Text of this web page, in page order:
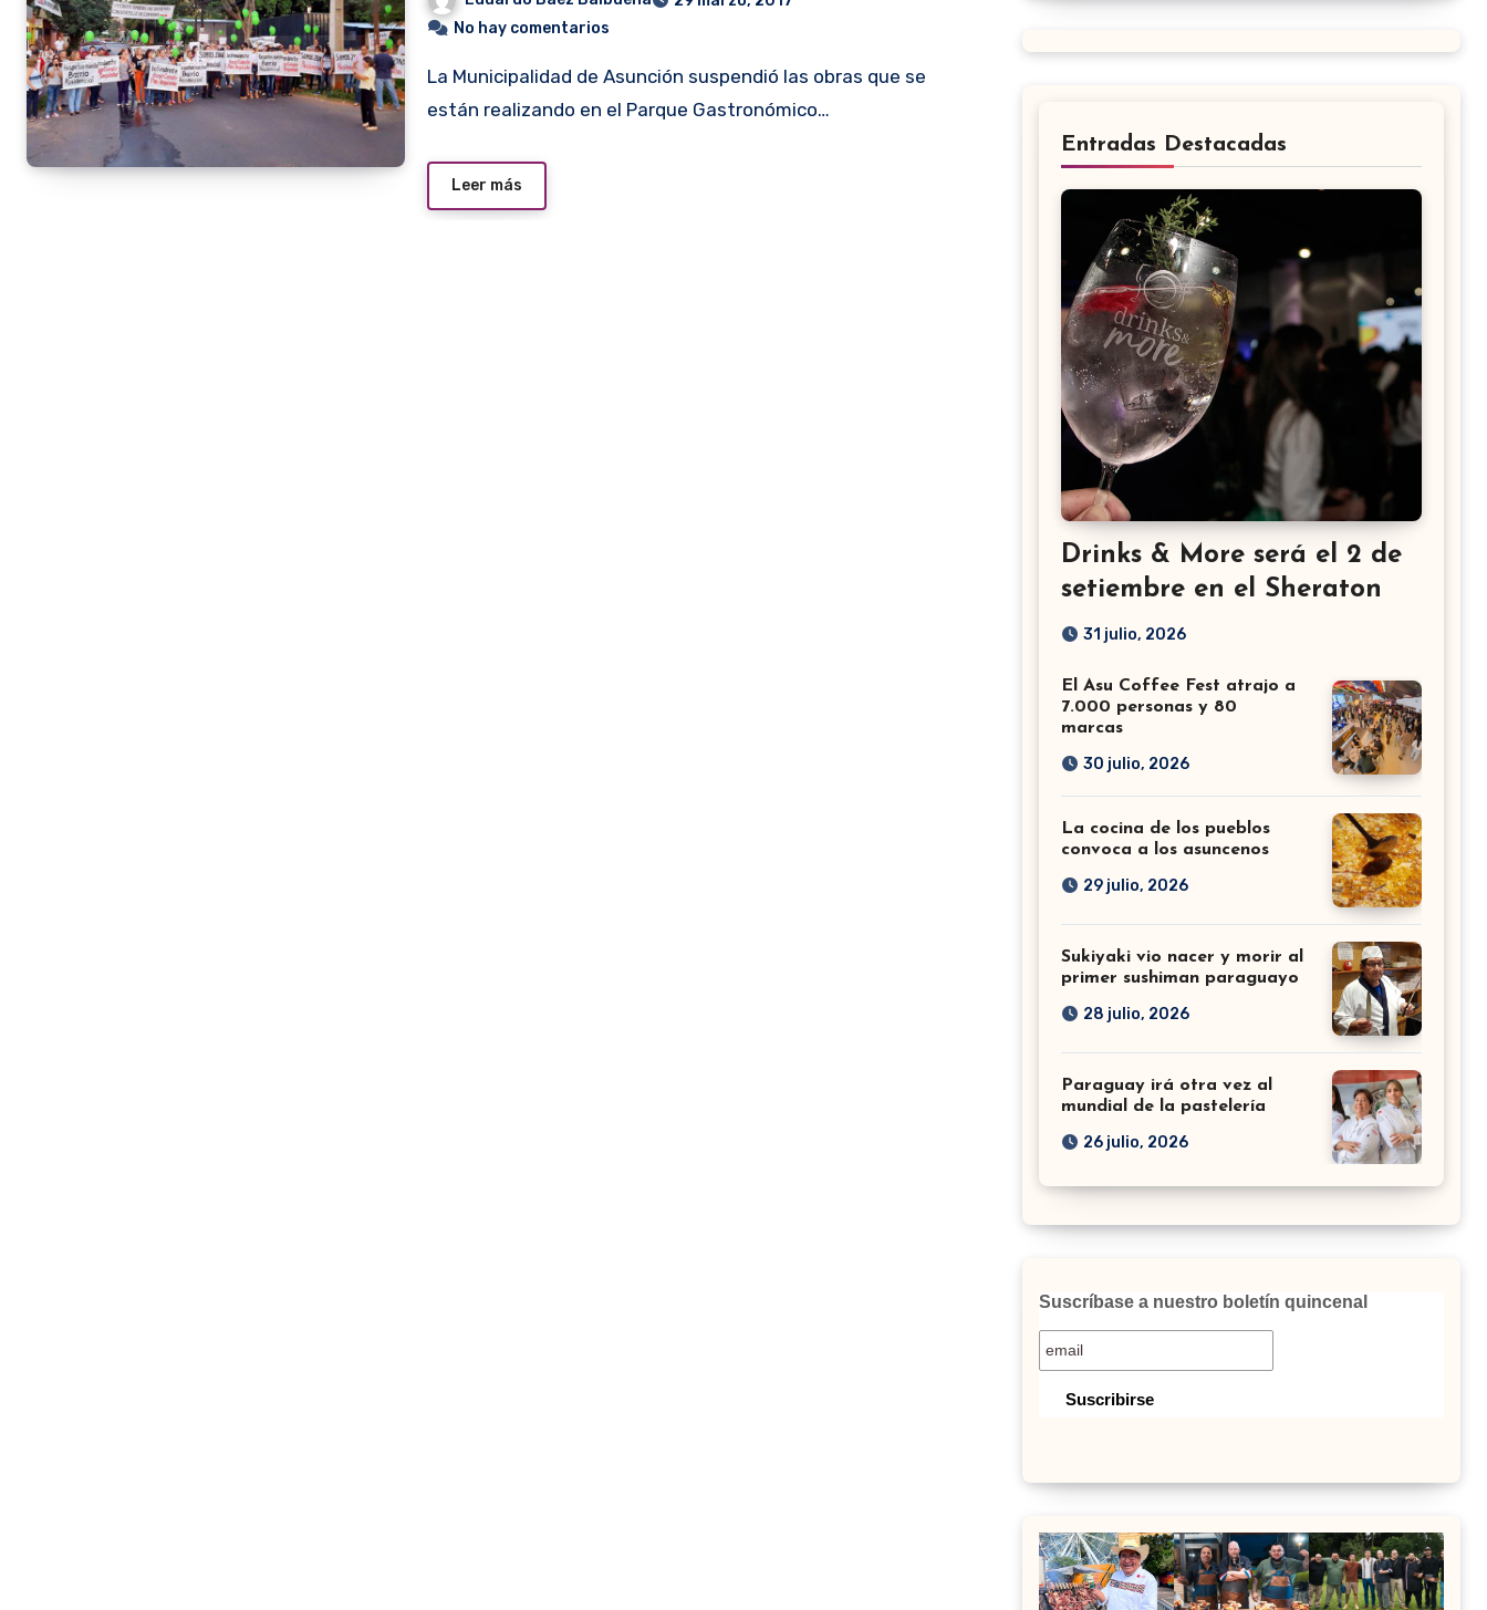
No hay comentarios
La Municipalidad de Asunción suspendió las obras que se
están realizando en el Parque Gastronómico…
Leer más
Entradas Destacadas
Drinks & More será el 2 de
setiembre en el Sheraton
31 julio, 2026
El Asu Coffee Fest atrajo a
7.000 personas y 80
marcas
30 julio, 2026
La cocina de los pueblos
convoca a los asuncenos
29 julio, 2026
Sukiyaki vio nacer y morir al
primer sushiman paraguayo
28 julio, 2026
Paraguay irá otra vez al
mundial de la pastelería
26 julio, 2026
Suscríbase a nuestro boletín quincenal